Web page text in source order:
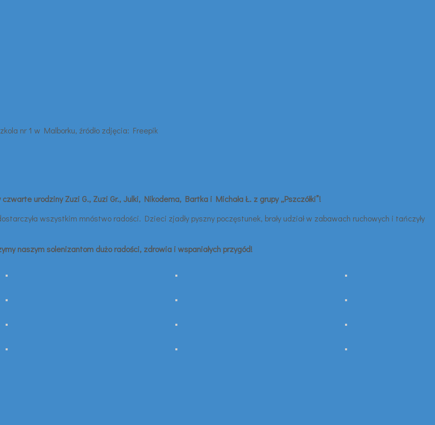
urodziny Zuzi G., Zuzi Gr., Julki, Nikodema, Bartka i Michała Ł. z grupy „Pszczółki”!
wszystkim mnóstwo radości. Dzieci zjadły pyszny poczęstunek, brały udział w zabawach ruchowych i tańczyły
naszym solenizantom dużo radości, zdrowia i wspaniałych przygód!